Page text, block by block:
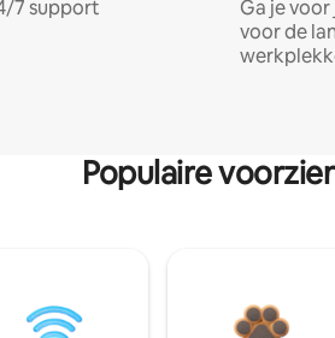
7 support
Ga je
voor de
Populaire